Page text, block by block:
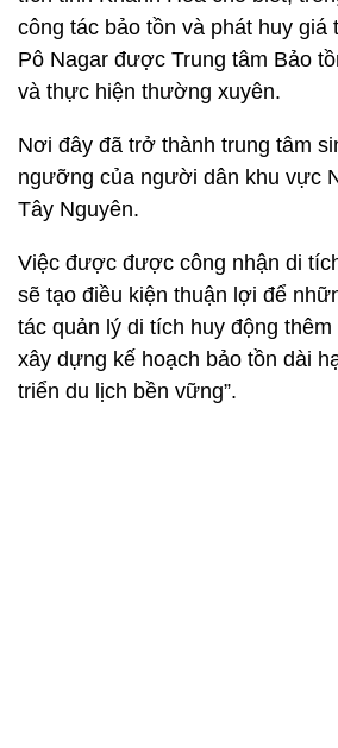
công tác bảo tồn và phát huy giá
Pô Nagar được Trung tâm Bảo
và thực hiện thường xuyên.
Nơi đây đã trở thành trung tâm
ngưỡng của người dân khu vực
Tây Nguyên.
Việc được được công nhận di
sẽ tạo điều kiện thuận lợi để
tác quản lý di tích huy động
xây dựng kế hoạch bảo tồn dài
triển du lịch bền vững”.